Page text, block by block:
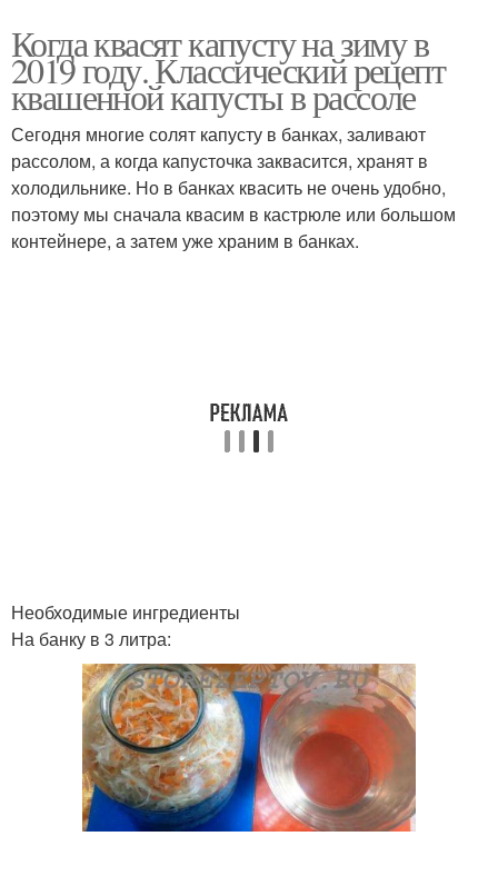
Когда квасят капусту на зиму в
2019 году. Классический рецепт
квашенной капусты в рассоле
Сегодня многие солят капусту в банках, заливают
рассолом, а когда капусточка заквасится, хранят в
холодильнике. Но в банках квасить не очень удобно,
поэтому мы сначала квасим в кастрюле или большом
контейнере, а затем уже храним в банках.
Необходимые ингредиенты
На банку в 3 литра: